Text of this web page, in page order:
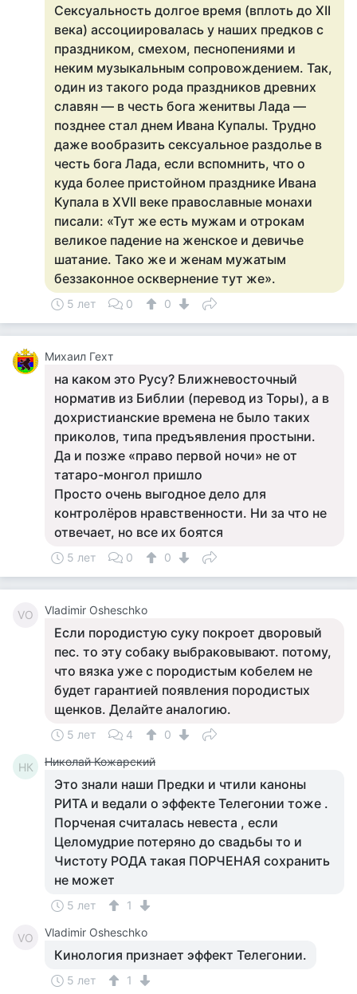
Сексуальность долгое время (вплоть до XII
века) ассоциировалась у наших предков с
праздником, смехом, песнопениями и
неким музыкальным сопровождением. Так,
один из такого рода праздников древних
славян — в честь бога женитвы Лада —
позднее стал днем Ивана Купалы. Трудно
даже вообразить сексуальное раздолье в
честь бога Лада, если вспомнить, что о
куда более пристойном празднике Ивана
Купала в XVII веке православные монахи
писали: «Тут же есть мужам и отрокам
великое падение на женское и девичье
шатание. Тако же и женам мужатым
беззаконное осквернение тут же».
5 лет 0 0
Михаил Гехт
на каком это Русу? Ближневосточный
норматив из Библии (перевод из Торы), а в
дохристианские времена не было таких
приколов, типа предъявления простыни.
Да и позже «право первой ночи» не от
татаро-монгол пришло
Просто очень выгодное дело для
контролёров нравственности. Ни за что не
отвечает, но все их боятся
5 лет 0 0
VO Vladimir Osheschko
Если породистую суку покроет дворовый
пес. то эту собаку выбраковывают. потому,
что вязка уже с породистым кобелем не
будет гарантией появления породистых
щенков. Делайте аналогию.
5 лет 4 0
НК Николай Кожарский
Это знали наши Предки и чтили каноны
РИТА и ведали о эффекте Телегонии тоже .
Порченая считалась невеста , если
Целомудрие потеряно до свадьбы то и
Чистоту РОДА такая ПОРЧЕНАЯ сохранить
не может
5 лет 1
VO Vladimir Osheschko
Кинология признает эффект Телегонии.
5 лет 1